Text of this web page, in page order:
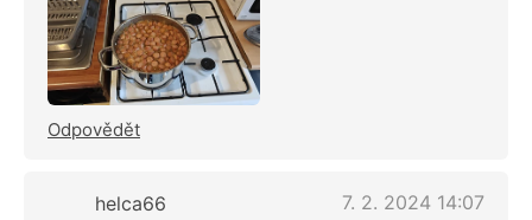
Odpovědět
helca66
7. 2. 2024 14:07